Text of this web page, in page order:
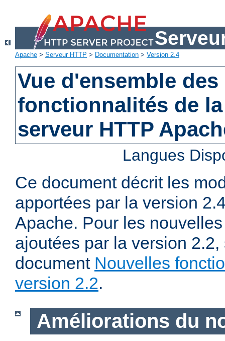
Apache > Serveur HTTP > Documentation > Version 2.4
Vue d'ensemble
fonctionnalités de
serveur HTTP
Langues
Ce document décrit les
apportées par la version
Apache. Pour les
ajoutées par la version 2.2,
document Nouvelles
version 2.2.
Améliorations du